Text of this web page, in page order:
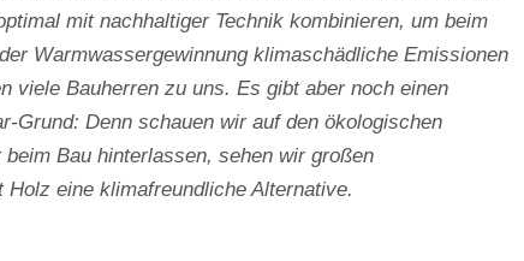
mit nachhaltiger Technik kombinieren, um beim
Warmwassergewinnung klimaschädliche Emissionen
viele Bauherren zu uns. Es gibt aber noch einen
Grund: Denn schauen wir auf den ökologischen
Bau hinterlassen, sehen wir großen
eine klimafreundliche Alternative.